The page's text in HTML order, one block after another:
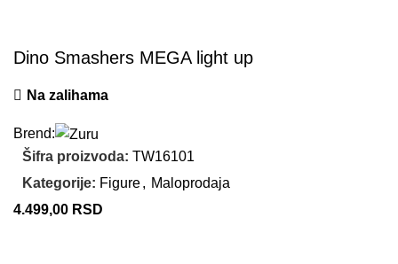
Dino Smashers MEGA light up
Na zalihama
Brend:
Šifra proizvoda: TW16101
Kategorije: Figure, Maloprodaja
4.499,00 RSD